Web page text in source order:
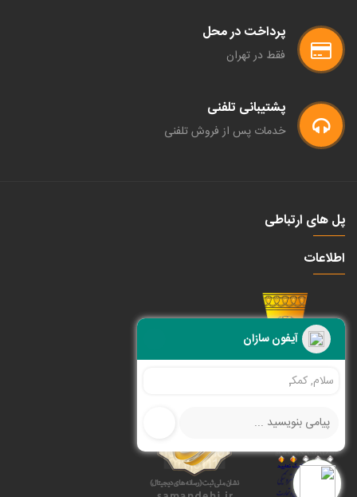
پرداخت در محل
فقط در تهران
پشتیبانی تلفنی
خدمات پس از فروش تلفنی
پل های ارتباطی
اطلاعات
آیفون سازان
سلام, کمکی نیاز دارید ؟